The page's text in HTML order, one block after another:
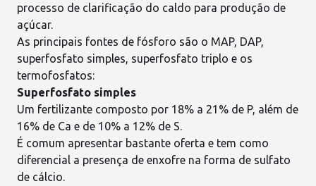
processo de clarificação do caldo para produção de
açúcar.
As principais fontes de fósforo são o MAP, DAP,
superfosfato simples, superfosfato triplo e os
termofosfatos:
Superfosfato simples
Um fertilizante composto por 18% a 21% de P, além de
16% de Ca e de 10% a 12% de S.
É comum apresentar bastante oferta e tem como
diferencial a presença de enxofre na forma de sulfato
de cálcio.